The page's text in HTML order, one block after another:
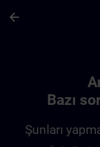
arrow_back
Bazı
Şunları